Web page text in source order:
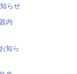
らせ
内
知ら